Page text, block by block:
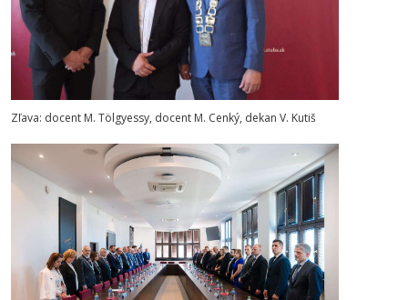
Zľava: docent M. Tölgyessy, docent M. Cenký, dekan V. Kutiš